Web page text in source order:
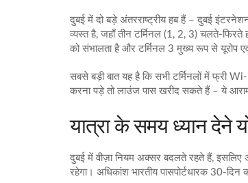
दुबई में दो बड़े अंतरराष्ट्रीय हब हैं – दुबई
व्यस्त है, जहाँ तीन टर्मिनल (1, 2, 3) चलते‑फिरते
को संभालता है और टर्मिनल 3 मुख्य रूप से यूरोप
सबसे बड़ी बात यह है कि सभी टर्मिनलों में फ्री
करना पड़े तो लाउंज पास खरीद सकते हैं – ये
यात्रा के समय ध्यान देने
दुबई में वीज़ा नियम अक्सर बदलते रहते हैं,
रहेगा। अधिकांश भारतीय पासपोर्टधारक